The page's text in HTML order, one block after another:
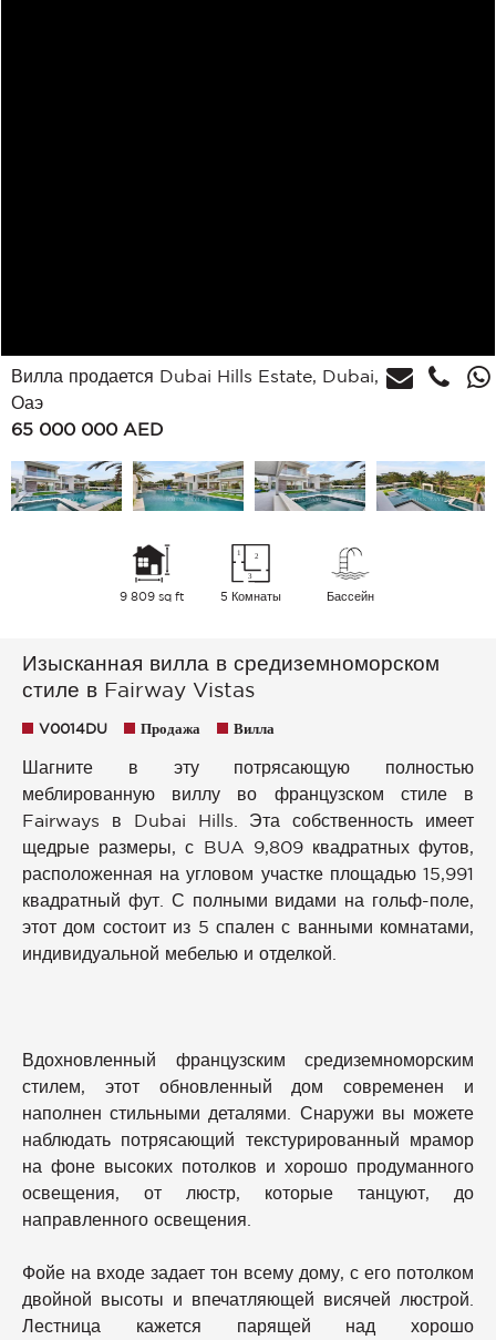
Вилла продается Dubai Hills Estate, Dubai,
Оаэ
65 000 000 AED
9 809 sq ft 5 Комнаты Бассейн
Изысканная вилла в средиземноморском
стиле в Fairway Vistas
V0014DU Продажа Вилла
Шагните в эту потрясающую полностью
меблированную виллу во французском стиле в
Fairways в Dubai Hills. Эта собственность имеет
щедрые размеры, с BUA 9,809 квадратных футов,
расположенная на угловом участке площадью 15,991
квадратный фут. С полными видами на гольф-поле,
этот дом состоит из 5 спален с ванными комнатами,
индивидуальной мебелью и отделкой.
Вдохновленный французским средиземноморским
стилем, этот обновленный дом современен и
наполнен стильными деталями. Снаружи вы можете
наблюдать потрясающий текстурированный мрамор
на фоне высоких потолков и хорошо продуманного
освещения, от люстр, которые танцуют, до
направленного освещения.
Фойе на входе задает тон всему дому, с его потолком
двойной высоты и впечатляющей висячей люстрой.
Лестница кажется парящей над хорошо